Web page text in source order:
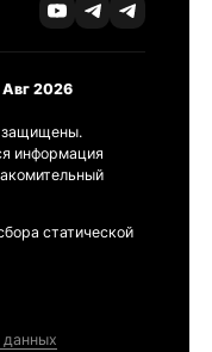
Авг 2026
защищены.
информация
статической
данных